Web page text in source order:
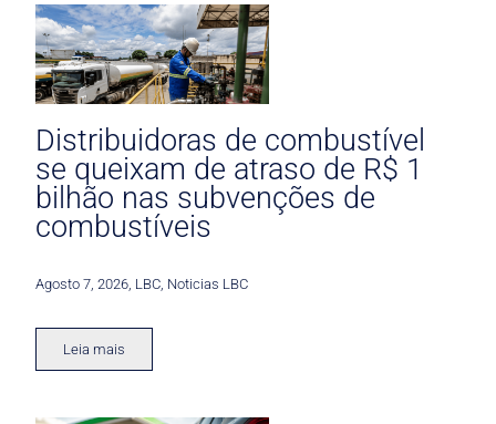
Distribuidoras de combustível
se queixam de atraso de R$ 1
bilhão nas subvenções de
combustíveis
Agosto 7, 2026 LBC Noticias LBC
Leia mais